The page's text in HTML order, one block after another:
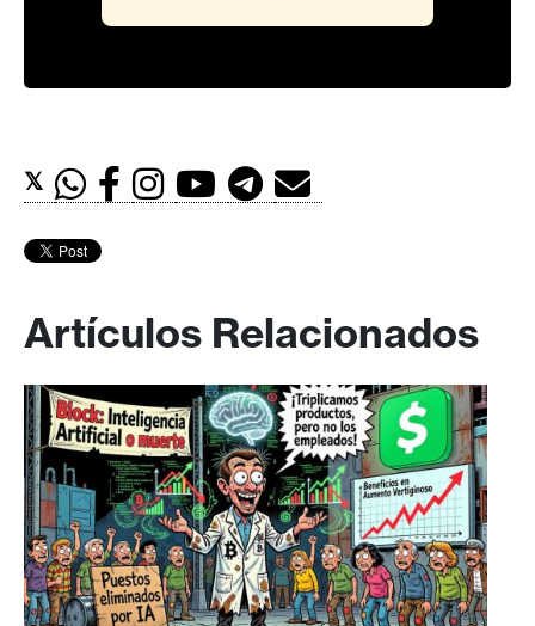
𝕏
Artículos Relacionados